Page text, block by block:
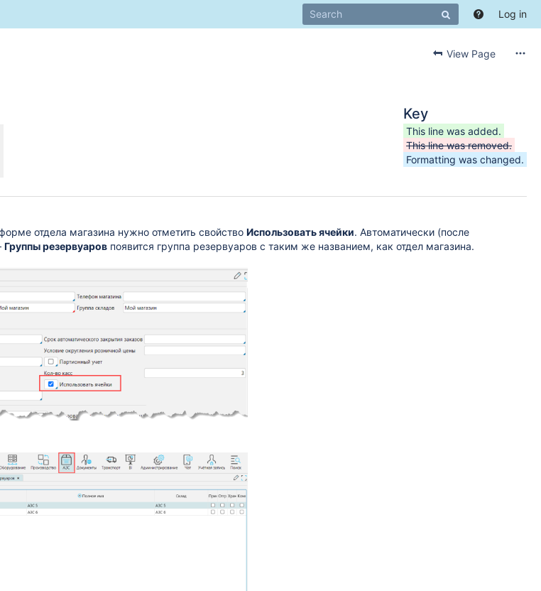
Log in
View Page
Key
This line was added.
This line was removed.
Formatting was changed.
отдела магазина нужно отметить свойство Использовать ячейки. Автоматически (после
Группы резервуаров появится группа резервуаров с таким же названием, как отдел магазина.